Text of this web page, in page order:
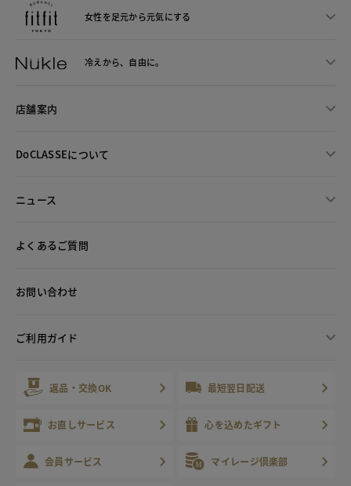
女性を足元から元気にする
冷えから、 自由に。
店舗案内
DoCLASSEについて
ニュース
よくあるご質問
お問い合わせ
ご利用ガイド
返品・交換OK 最短翌日配送
お直しサービス 心を込めたギフト
会員サービス マイレージ倶楽部